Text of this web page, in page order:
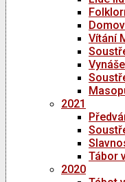
Vítání
2021
Tábor
2020